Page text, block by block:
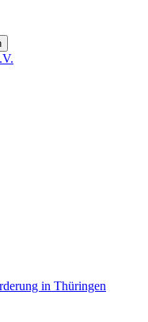
in Thüringen